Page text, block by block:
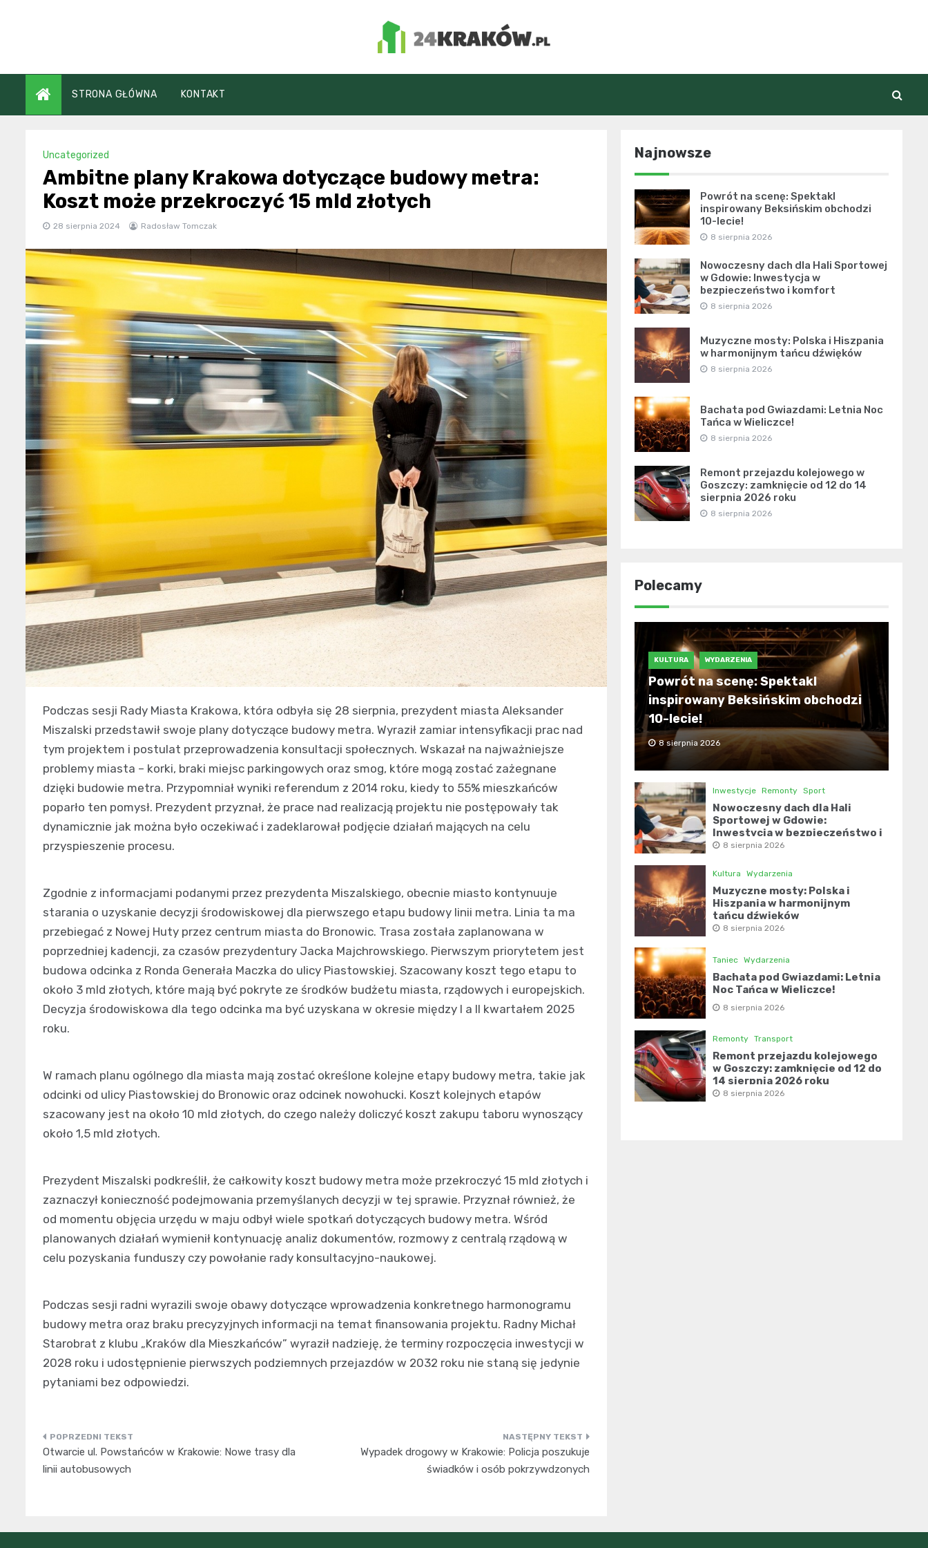
24Kraków.pl
STRONA GŁÓWNA KONTAKT
Uncategorized
Ambitne plany Krakowa dotyczące budowy metra:
Koszt może przekroczyć 15 mld złotych
28 sierpnia 2024 Radosław Tomczak
Podczas sesji Rady Miasta Krakowa, która odbyła się 28 sierpnia, prezydent miasta Aleksander
Miszalski przedstawił swoje plany dotyczące budowy metra. Wyraził zamiar intensyfikacji prac nad
tym projektem i postulat przeprowadzenia konsultacji społecznych. Wskazał na najważniejsze
problemy miasta – korki, braki miejsc parkingowych oraz smog, które mogą zostać zażegnane
dzięki budowie metra. Przypomniał wyniki referendum z 2014 roku, kiedy to 55% mieszkańców
poparło ten pomysł. Prezydent przyznał, że prace nad realizacją projektu nie postępowały tak
dynamicznie jak można było oczekiwać i zadeklarował podjęcie działań mających na celu
przyspieszenie procesu.
Zgodnie z informacjami podanymi przez prezydenta Miszalskiego, obecnie miasto kontynuuje
starania o uzyskanie decyzji środowiskowej dla pierwszego etapu budowy linii metra. Linia ta ma
przebiegać z Nowej Huty przez centrum miasta do Bronowic. Trasa została zaplanowana w
poprzedniej kadencji, za czasów prezydentury Jacka Majchrowskiego. Pierwszym priorytetem jest
budowa odcinka z Ronda Generała Maczka do ulicy Piastowskiej. Szacowany koszt tego etapu to
około 3 mld złotych, które mają być pokryte ze środków budżetu miasta, rządowych i europejskich.
Decyzja środowiskowa dla tego odcinka ma być uzyskana w okresie między I a II kwartałem 2025
roku.
W ramach planu ogólnego dla miasta mają zostać określone kolejne etapy budowy metra, takie jak
odcinki od ulicy Piastowskiej do Bronowic oraz odcinek nowohucki. Koszt kolejnych etapów
szacowany jest na około 10 mld złotych, do czego należy doliczyć koszt zakupu taboru wynoszący
około 1,5 mld złotych.
Prezydent Miszalski podkreślił, że całkowity koszt budowy metra może przekroczyć 15 mld złotych i
zaznaczył konieczność podejmowania przemyślanych decyzji w tej sprawie. Przyznał również, że
od momentu objęcia urzędu w maju odbył wiele spotkań dotyczących budowy metra. Wśród
planowanych działań wymienił kontynuację analiz dokumentów, rozmowy z centralą rządową w
celu pozyskania funduszy czy powołanie rady konsultacyjno-naukowej.
Podczas sesji radni wyrazili swoje obawy dotyczące wprowadzenia konkretnego harmonogramu
budowy metra oraz braku precyzyjnych informacji na temat finansowania projektu. Radny Michał
Starobrat z klubu „Kraków dla Mieszkańców” wyraził nadzieję, że terminy rozpoczęcia inwestycji w
2028 roku i udostępnienie pierwszych podziemnych przejazdów w 2032 roku nie staną się jedynie
pytaniami bez odpowiedzi.
Nawigacja
wpisu
Otwarcie ul. Powstańców w Krakowie: Nowe trasy dla
linii autobusowych
Wypadek drogowy w Krakowie: Policja poszukuje
świadków i osób pokrzywdzonych
Najnowsze
Powrót na scenę: Spektakl
inspirowany Beksińskim obchodzi
10-lecie!
8 sierpnia 2026
Nowoczesny dach dla Hali Sportowej
w Gdowie: Inwestycja w
bezpieczeństwo i komfort
8 sierpnia 2026
Muzyczne mosty: Polska i Hiszpania
w harmonijnym tańcu dźwięków
8 sierpnia 2026
Bachata pod Gwiazdami: Letnia Noc
Tańca w Wieliczce!
8 sierpnia 2026
Remont przejazdu kolejowego w
Goszczy: zamknięcie od 12 do 14
sierpnia 2026 roku
8 sierpnia 2026
Polecamy
KULTURA WYDARZENIA
Powrót na scenę: Spektakl
inspirowany Beksińskim obchodzi
10-lecie!
8 sierpnia 2026
Inwestycje Remonty Sport
Nowoczesny dach dla Hali
Sportowej w Gdowie:
Inwestycja w bezpieczeństwo i
komfort
8 sierpnia 2026
Kultura Wydarzenia
Muzyczne mosty: Polska i
Hiszpania w harmonijnym
tańcu dźwięków
8 sierpnia 2026
Taniec Wydarzenia
Bachata pod Gwiazdami: Letnia
Noc Tańca w Wieliczce!
8 sierpnia 2026
Remonty Transport
Remont przejazdu kolejowego
w Goszczy: zamknięcie od 12 do
14 sierpnia 2026 roku
8 sierpnia 2026